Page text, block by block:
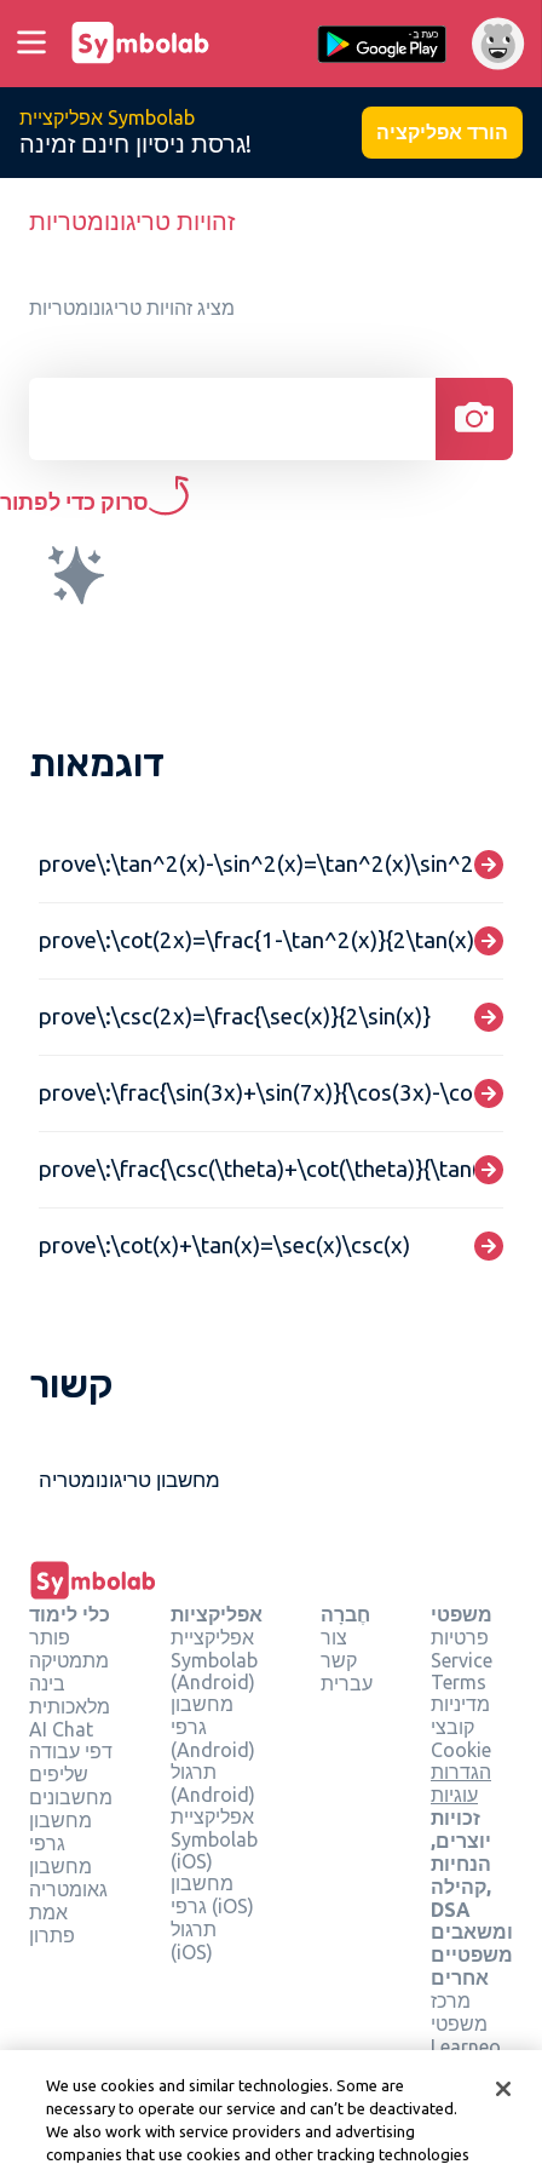
אפליקציית Symbolab
גרסת ניסיון חינם זמינה! הורד אפליקציה
זהויות טריגונומטריות
מציג זהויות טריגונומטריות
סרוק כדי לפתור
דוגמאות
prove\:\tan^2(x)-\sin^2(x)=\tan^2(x)\sin^2(x)
prove\:\cot(2x)=\frac{1-\tan^2(x)}{2\tan(x)}
prove\:\csc(2x)=\frac{\sec(x)}{2\sin(x)}
prove\:\frac{\sin(3x)+\sin(7x)}{\cos(3x)-
prove\:\cot(x)+\tan(x)=\sec(x)\csc(x)
קשור
מחשבון טריגונומטריה
כלי לימוד
פותר
מתמטיקה
בינה
מלאכותית
AI Chat
דפי עבודה
שליפים
מחשבונים
מחשבון
גרפי
מחשבון
גאומטריה
אמת
פתרון
אפליקציות
אפליקציית
Symbolab
(Android)
מחשבון
גרפי
(Android)
תרגול
(Android)
אפליקציית
Symbolab
(iOS)
מחשבון
גרפי (iOS)
תרגול
(iOS)
חֶברָה
צור
קשר
עברית
משפטי
פרטיות
Service
Terms
מדיניות
קובצי
Cookie
הגדרות
עוגיות
זכויות
יוצרים,
הנחיות
קהילה,
DSA
ומשאבים
משפטיים
אחרים
מרכז
משפטי
Learneo
של
We use cookies and similar technologies. Some are
necessary to operate our service and can’t be deactivated.
We also work with service providers and advertising
companies that use cookies and other tracking technologies